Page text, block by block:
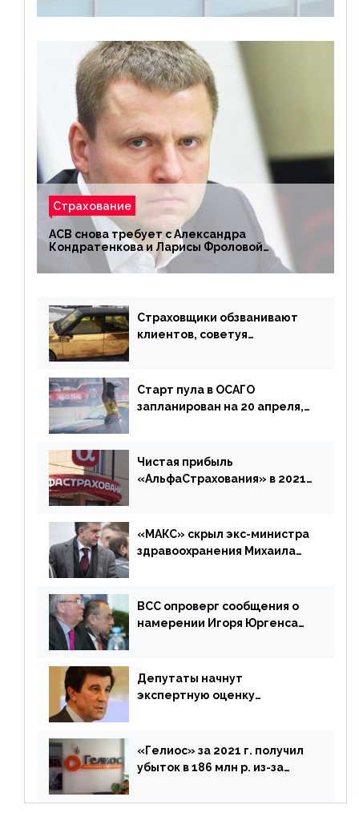
Страхование
АСВ снова требует с Александра
Кондратенкова и Ларисы Фроловой
возмещения убытков на 1,5 млрд р.
Страховщики обзванивают
клиентов, советуя
Старт пула в ОСАГО
запланирован на 20 апреля,
дублировать [дополнено]
Чистая прибыль
«АльфаСтрахования» в 2021
«МАКС» скрыл экс-министра
здравоохранения Михаила
ВСС опроверг сообщения о
намерении Игоря Юргенса
Депутаты начнут
экспертную оценку
«Гелиос» за 2021 г. получил
убыток в 186 млн р. из-за
реализации недвижимости